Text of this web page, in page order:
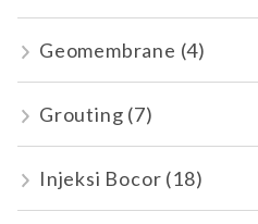
Geomembrane (4)
Grouting (7)
Injeksi Bocor (18)